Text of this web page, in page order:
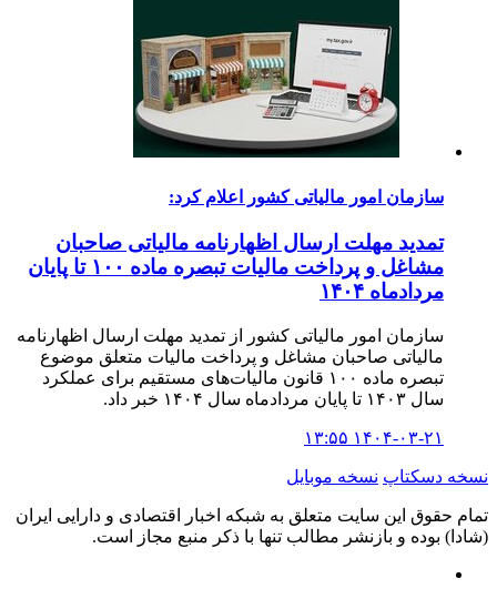
سازمان امور مالیاتی کشور اعلام کرد:
تمدید مهلت ارسال اظهارنامه مالیاتی صاحبان
مشاغل و پرداخت مالیات تبصره ماده ۱۰۰ تا پایان
مردادماه ۱۴۰۴
سازمان امور مالیاتی کشور از تمدید مهلت ارسال اظهارنامه
مالیاتی صاحبان مشاغل و پرداخت مالیات متعلق موضوع
تبصره ماده ۱۰۰ قانون مالیات‌های مستقیم برای عملکرد
سال ۱۴۰۳ تا پایان مردادماه سال ۱۴۰۴ خبر داد.
۱۴۰۴-۰۳-۲۱ ۱۳:۵۵
نسخه دسکتاپ نسخه موبایل
تمام حقوق این سایت متعلق به شبکه اخبار اقتصادی و دارایی ایران
(شادا) بوده و بازنشر مطالب تنها با ذکر منبع مجاز است.